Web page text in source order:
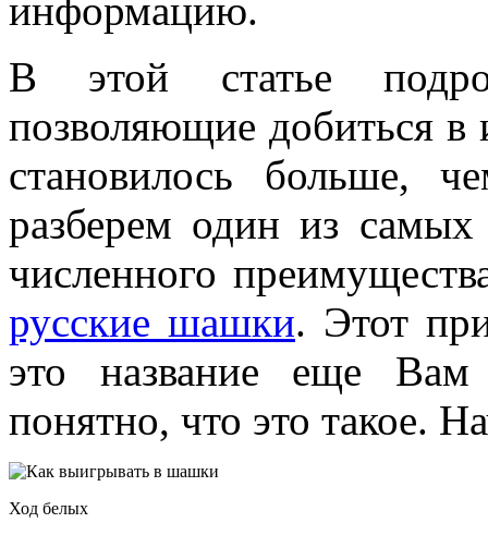
информацию.
В этой статье
позволяющие добиться
становилось больше,
разберем один из
численного
русские шашки. Этот
это название еще Вам
понятно, что это такое.
Ход белых